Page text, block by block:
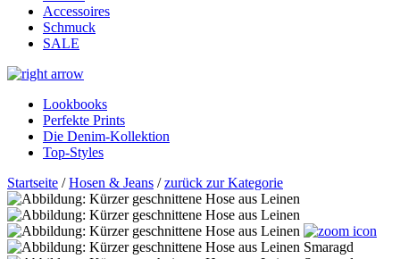
Accessoires
Schmuck
SALE
Lookbooks
Perfekte Prints
Die Denim-Kollektion
Top-Styles
Startseite /Hosen & Jeans /zurück zur Kategorie